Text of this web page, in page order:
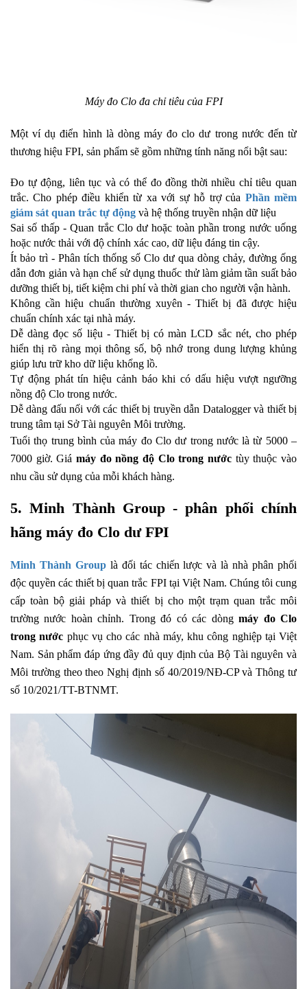
Máy đo Clo đa chỉ tiêu của FPI
Một ví dụ điển hình là dòng máy đo clo dư trong nước đến từ
thương hiệu FPI, sản phẩm sẽ gồm những tính năng nổi bật sau:
Đo tự động, liên tục và có thể đo đồng thời nhiều chỉ tiêu quan
trắc. Cho phép điều khiển từ xa với sự hỗ trợ của Phần mềm
giám sát quan trắc tự động và hệ thống truyền nhận dữ liệu
Sai số thấp - Quan trắc Clo dư hoặc toàn phần trong nước uống
hoặc nước thải với độ chính xác cao, dữ liệu đáng tin cậy.
Ít bảo trì - Phân tích thống số Clo dư qua dòng chảy, đường ống
dẫn đơn giản và hạn chế sử dụng thuốc thử làm giảm tần suất bảo
dưỡng thiết bị, tiết kiệm chi phí và thời gian cho người vận hành.
Không cần hiệu chuẩn thường xuyên - Thiết bị đã được hiệu
chuẩn chính xác tại nhà máy.
Dễ dàng đọc số liệu - Thiết bị có màn LCD sắc nét, cho phép
hiển thị rõ ràng mọi thông số, bộ nhớ trong dung lượng khủng
giúp lưu trữ kho dữ liệu khổng lồ.
Tự động phát tín hiệu cảnh báo khi có dấu hiệu vượt ngưỡng
nồng độ Clo trong nước.
Dễ dàng đấu nối với các thiết bị truyền dẫn Datalogger và thiết bị
trung tâm tại Sở Tài nguyên Môi trường.
Tuổi thọ trung bình của máy đo Clo dư trong nước là từ 5000 –
7000 giờ. Giá máy đo nồng độ Clo trong nước tùy thuộc vào
nhu cầu sử dụng của mỗi khách hàng.
5. Minh Thành Group - phân phối chính
hãng máy đo Clo dư FPI
Minh Thành Grouplà đối tác chiến lược và là nhà phân phối
độc quyền các thiết bị quan trắc FPI tại Việt Nam. Chúng tôi cung
cấp toàn bộ giải pháp và thiết bị cho một trạm quan trắc môi
trường nước hoàn chỉnh. Trong đó có các dòngmáy đo Clo
trong nước phục vụ cho các nhà máy, khu công nghiệp tại Việt
Nam. Sản phẩm đáp ứng đầy đủ quy định của Bộ Tài nguyên và
Môi trường theo theo Nghị định số 40/2019/NĐ-CP và Thông tư
số 10/2021/TT-BTNMT.